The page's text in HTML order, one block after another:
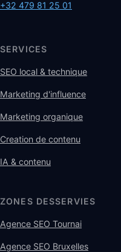
+32 479 81 25 01
SERVICES
SEO local & technique
Marketing d'influence
Marketing organique
Creation de contenu
IA & contenu
ZONES DESSERVIES
Agence SEO Tournai
Agence SEO Bruxelles